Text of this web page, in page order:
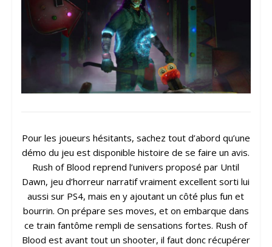
Pour les joueurs hésitants, sachez tout d’abord qu’une
démo du jeu est disponible histoire de se faire un avis.
Rush of Blood reprend l’univers proposé par Until
Dawn, jeu d’horreur narratif vraiment excellent sorti lui
aussi sur PS4, mais en y ajoutant un côté plus fun et
bourrin. On prépare ses moves, et on embarque dans
ce train fantôme rempli de sensations fortes. Rush of
Blood est avant tout un shooter, il faut donc récupérer